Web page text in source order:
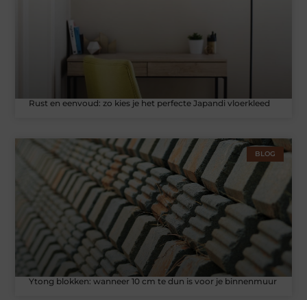
Rust en eenvoud: zo kies je het perfecte Japandi vloerkleed
BLOG
Ytong blokken: wanneer 10 cm te dun is voor je binnenmuur